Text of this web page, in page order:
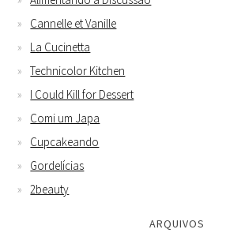
Cannelle et Vanille
La Cucinetta
Technicolor Kitchen
I Could Kill for Dessert
Comi um Japa
Cupcakeando
Gordelícias
2beauty
ARQUIVOS